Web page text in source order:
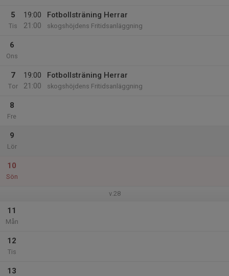
5
Tis
19:00
21:00
Fotbollsträning Herrar
skogshöjdens Fritidsanläggning
6
Ons
7
Tor
19:00
21:00
Fotbollsträning Herrar
skogshöjdens Fritidsanläggning
8
Fre
9
Lör
10
Sön
v.28
11
Mån
12
Tis
13